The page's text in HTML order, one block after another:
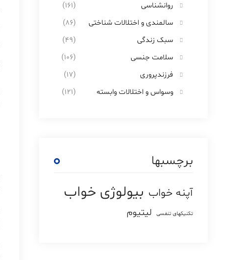
روانشناسی
(161)
سالمندی و اختلالات شناختی
(86)
سبک زندگی
(49)
سلامت جنسی
(106)
فرزندپروری
(17)
وسواس و اختلالات وابسته
(121)
برچسبها
آپنه خواب بیولوژی خواب
تکنیکهای تنفسی لیتیوم